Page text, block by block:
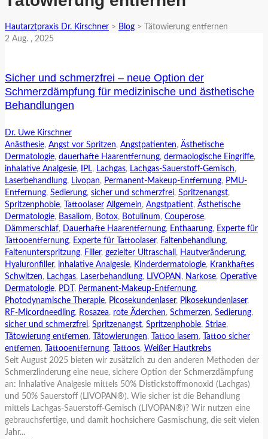
Hautarztpraxis Dr. Kirschner > Blog >
Tätowierung entfernen
2 Aug. , 2025
Sicher und schmerzfrei – neue Option der
Schmerzdämpfung für medizinische und ästhetische
Behandlungen
Dr. Uwe Kirschner
Anästhesie, Angst vor Spritzen, Angstpatienten, Ästhetische
Dermatologie, dauerhafte Haarentfernung, dermaologische Eingriffe,
inhalative Analgesie, IPL, Lachgas, Lachgas-Sauerstoff-Gemisch,
Laserbehandlung, Livopan, Permanent-Makeup-Entfernung, PMU-
Entfernung, Sedierung, sicher und schmerzfrei, Spritzenangst,
Spritzenphobie, Tattoolaser Allgemein, Angstpatient, Ästhetische
Dermatologie, Basaliom, Botox, Botulinum, Couperose,
Dämmerschlaf, Dauerhafte Haarentfernung, Enthaarung, Experte für
Tattooentfernung, Experte für Tattoolaser, Faltenbehandlung,
Faltenunterspritzung, Filler, gezielter Ultraschall , Hautveränderung,
Hyaluronfiller, inhalative Analgesie, Kinderdermatologie, Krankhaftes
Schwitzen, Lachgas, Laserbehandlung, LIVOPAN , Narkose, Operative
Dermatologie, PDT , Permanent-Makeup-Entfernung,
Photodynamische Therapie, Picosekundenlaser, Pikosekundenlaser,
RF-Micordneedling, Rosazea, rote Äderchen, Schmerzen, Sedierung,
sicher und schmerzfrei, Spritzenangst, Spritzenphobie, Striae,
Tätowierung entfernen, Tätowierungen, Tattoo lasern,
Tattoo sicher
entfernen, Tattooentfernung, Tattoos, Weißer Hautkrebs
Seit August 2025 bieten wir zusätzlich zu den anderen Methoden der
Schmerzlinderung eine neue, sichere Option der Schmerzdämpfung
an: Inhalative Analgesie mittels 50% Distickstoffmonoxid (Lachgas)
und 50% Sauerstoff (LIVOPAN®). Wie sicher ist die Behandlung
mittels Lachgas-Sauerstoff-Gemisch (LIVOPAN®)? Wir nutzen eine
gebrauchsfertige, und damit hochsichere Gasmischung, die seit vielen
Jahr...